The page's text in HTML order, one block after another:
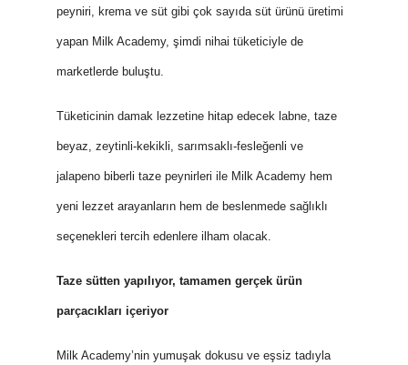
peyniri, krema ve süt gibi çok sayıda süt ürünü üretimi
yapan Milk Academy, şimdi nihai tüketiciyle de
marketlerde buluştu.
Tüketicinin damak lezzetine hitap edecek labne, taze
beyaz, zeytinli-kekikli, sarımsaklı-fesleğenli ve
jalapeno biberli taze peynirleri ile Milk Academy hem
yeni lezzet arayanların hem de beslenmede sağlıklı
seçenekleri tercih edenlere ilham olacak.
Taze sütten yapılıyor, tamamen gerçek ürün
parçacıkları içeriyor
Milk Academy’nin yumuşak dokusu ve eşsiz tadıyla